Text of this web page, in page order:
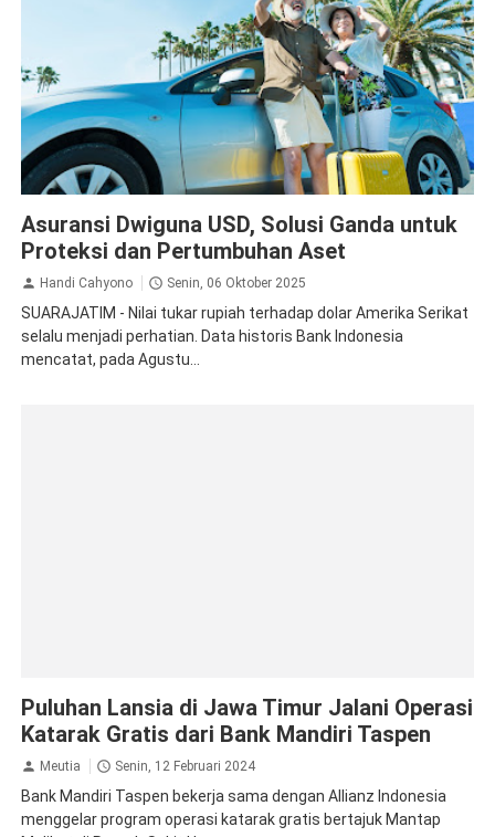
Asuransi Dwiguna USD, Solusi Ganda untuk
Proteksi dan Pertumbuhan Aset
Handi Cahyono Senin, 06 Oktober 2025
SUARAJATIM - Nilai tukar rupiah terhadap dolar Amerika Serikat
selalu menjadi perhatian. Data historis Bank Indonesia
mencatat, pada Agustu...
Puluhan Lansia di Jawa Timur Jalani Operasi
Katarak Gratis dari Bank Mandiri Taspen
Meutia Senin, 12 Februari 2024
Bank Mandiri Taspen bekerja sama dengan Allianz Indonesia
menggelar program operasi katarak gratis bertajuk Mantap